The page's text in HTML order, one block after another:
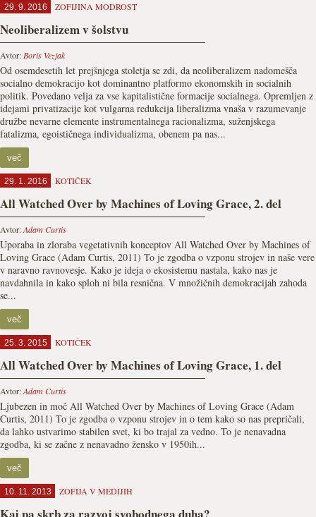
29. 9. 2016 ZOFIJINA MODROST
Neoliberalizem v šolstvu
Avtor: Boris Vezjak
Od osemdesetih let prejšnjega stoletja se zdi, da neoliberalizem nadomešča
socialno demokracijo kot dominantno platformo ekonomskih in socialnih
politik. Povedano velja za vse kapitalistične formacije socialnega. Opremljen z
idejami privatizacije kot vulgarna redukcija liberalizma vnaša v razumevanje
družbe nevarne elemente instrumentalnega racionalizma, suženjskega
fatalizma, egoističnega individualizma, obenem pa nas...
več
29. 1. 2016 KOTIČEK
All Watched Over by Machines of Loving Grace, 2. del
Avtor:Adam Curtis
Uporaba in zloraba vegetativnih konceptov All Watched Over by Machines of
Loving Grace (Adam Curtis, 2011) To je zgodba o vzponu strojev in naše vere
v naravno ravnovesje. Kako je ideja o ekosistemu nastala, kako nas je
navdahnila in kako sploh ni bila resnična. V množičnih demokracijah zahoda
se...
več
25. 3. 2015 KOTIČEK
All Watched Over by Machines of Loving Grace, 1. del
Avtor:Adam Curtis
Ljubezen in moč All Watched Over by Machines of Loving Grace (Adam
Curtis, 2011) To je zgodba o vzponu strojev in o tem kako so nas prepričali,
da lahko ustvarimo stabilen svet, ki bo trajal za vedno. To je nenavadna
zgodba, ki se začne z nenavadno žensko v 1950ih...
več
10. 11. 2013 ZOFIJA V MEDIJIH